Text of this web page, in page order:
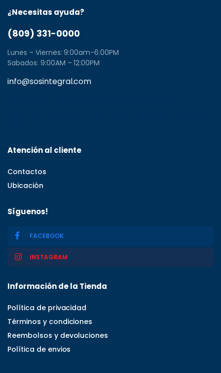
¿Necesitas ayuda?
(809) 331-0000
Lunes – Viernes: 9:00am-6:00PM
Sabados: 9:00AM – 12:00PM
info@sosintegral.com
Atención al cliente
Contactos
Ubicación
Síguenos!
FACEBOOK
INSTAGRAM
Información de la Tienda
Política de privacidad
Términos y condiciones
Reembolsos y devoluciones
Política de envios